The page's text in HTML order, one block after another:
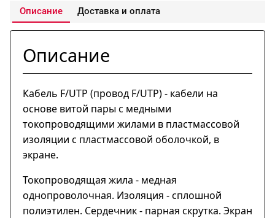
Описание Доставка и оплата
Описание
Кабель F/UTP (провод F/UTP) - кабели на
основе витой пары с медными
токопроводящими жилами в пластмассовой
изоляции с пластмассовой оболочкой, в
экране.
Токопроводящая жила - медная
однопроволочная. Изоляция - сплошной
полиэтилен. Сердечник - парная скрутка. Экран